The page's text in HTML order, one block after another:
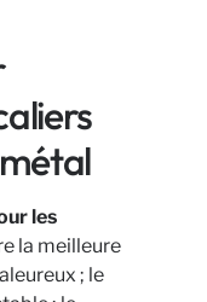
les
la meilleure
; le